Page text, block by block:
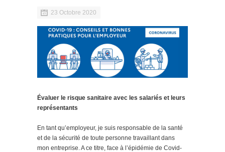
23 Octobre 2020
Évaluer le risque sanitaire avec les salariés et leurs
représentants
En tant qu’employeur, je suis responsable de la santé
et de la sécurité de toute personne travaillant dans
mon entreprise. A ce titre, face à l’épidémie de Covid-